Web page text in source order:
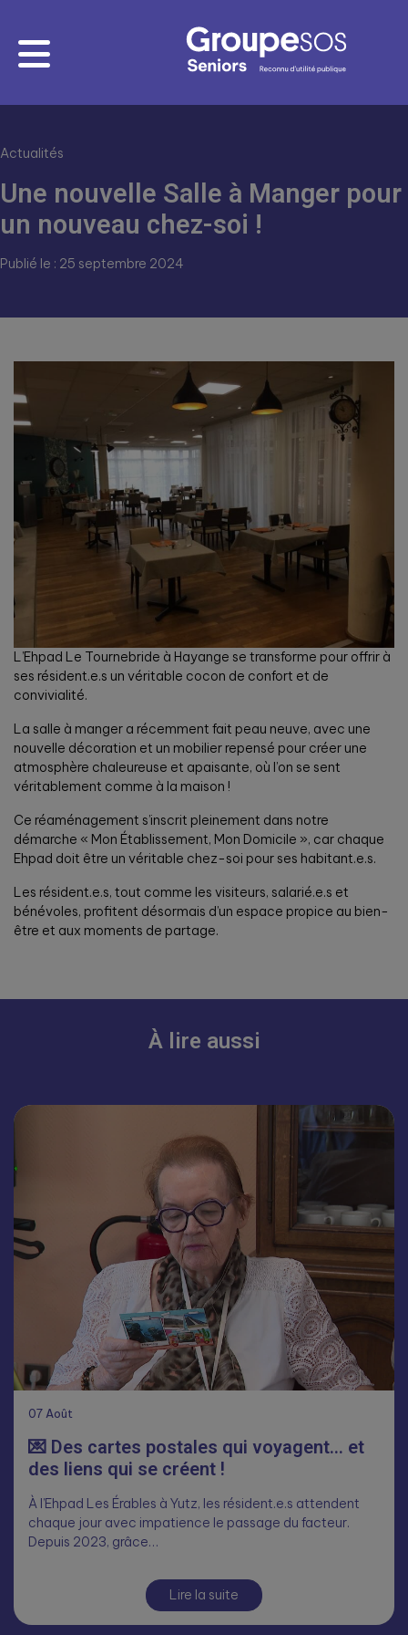
Actualités
Une nouvelle Salle à Manger pour
un nouveau chez-soi !
Publié le : 25 septembre 2024
L’Ehpad Le Tournebride à Hayange se transforme pour offrir à
ses résident.e.s un véritable cocon de confort et de
convivialité.
La salle à manger a récemment fait peau neuve, avec une
nouvelle décoration et un mobilier repensé pour créer une
atmosphère chaleureuse et apaisante, où l’on se sent
véritablement comme à la maison !
Ce réaménagement s’inscrit pleinement dans notre
démarche « Mon Établissement, Mon Domicile », car chaque
Ehpad doit être un véritable chez-soi pour ses habitant.e.s.
Les résident.e.s, tout comme les visiteurs, salarié.e.s et
bénévoles, profitent désormais d’un espace propice au bien-
être et aux moments de partage.
À lire aussi
07 Août
💌 Des cartes postales qui voyagent… et
des liens qui se créent !
À l’Ehpad Les Érables à Yutz, les résident.e.s attendent
chaque jour avec impatience le passage du facteur.
Depuis 2023, grâce…
Lire la suite